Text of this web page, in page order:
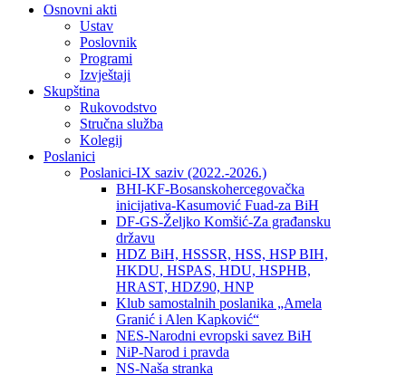
Osnovni akti
Ustav
Poslovnik
Programi
Izvještaji
Skupština
Rukovodstvo
Stručna služba
Kolegij
Poslanici
Poslanici-IX saziv (2022.-2026.)
BHI-KF-Bosanskohercegovačka
inicijativa-Kasumović Fuad-za BiH
DF-GS-Željko Komšić-Za građansku
državu
HDZ BiH, HSSSR, HSS, HSP BIH,
HKDU, HSPAS, HDU, HSPHB,
HRAST, HDZ90, HNP
Klub samostalnih poslanika „Amela
Granić i Alen Kapković“
NES-Narodni evropski savez BiH
NiP-Narod i pravda
NS-Naša stranka